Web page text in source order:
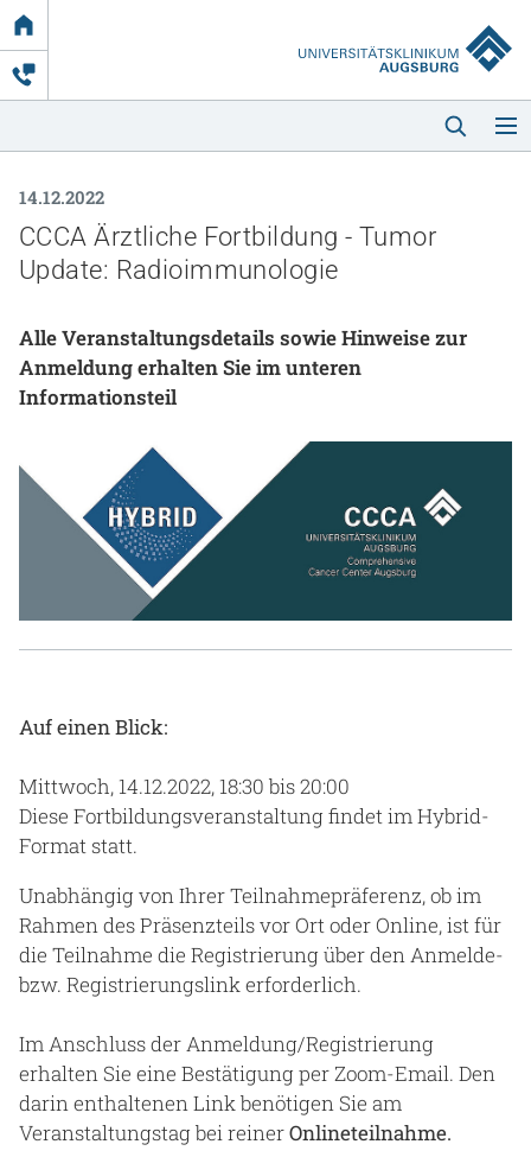
Link
zur
Startseite
Startseite
Patienten & Besucher
Zuweisende
Gesundheit & Medizin
Notaufnahme
14.12.2022
CCCA Ärztliche Fortbildung - Tumor
Update: Radioimmunologie
Alle Veranstaltungsdetails sowie Hinweise zur
Anmeldung erhalten Sie im unteren
Informationsteil
Auf einen Blick:
Mittwoch, 14.12.2022, 18:30 bis 20:00
Diese Fortbildungsveranstaltung findet im Hybrid-
Format statt.
Unabhängig von Ihrer Teilnahmepräferenz, ob im
Rahmen des Präsenzteils vor Ort oder Online, ist für
die Teilnahme die Registrierung über den Anmelde-
bzw. Registrierungslink erforderlich.
Im Anschluss der Anmeldung/Registrierung
erhalten Sie eine Bestätigung per Zoom-Email. Den
darin enthaltenen Link benötigen Sie am
Veranstaltungstag bei reinerOnlineteilnahme.